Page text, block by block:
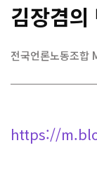
김장겸
전국언론노동조합
https://